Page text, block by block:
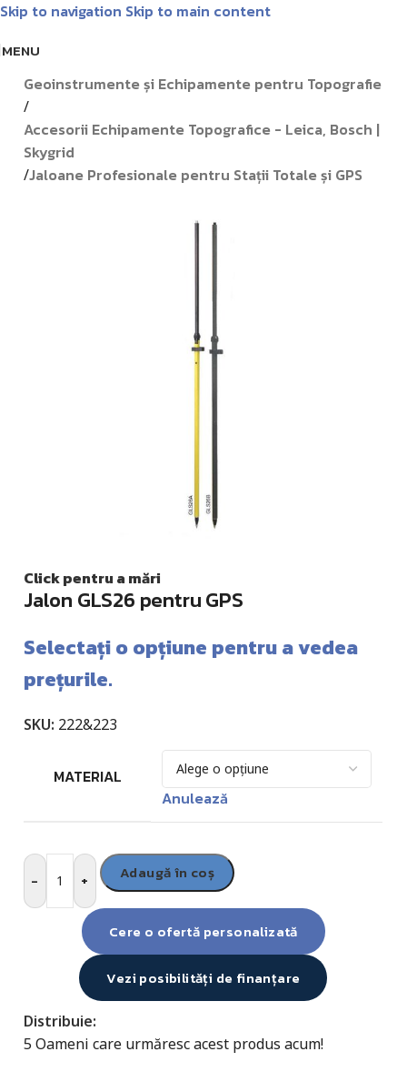
Skip to navigation Skip to main content
MENUPrima pagină
Geoinstrumente și Echipamente pentru Topografie
/
Accesorii Echipamente Topografice - Leica, Bosch |
Skygrid
/Jaloane Profesionale pentru Stații Totale și GPS
Click pentru a mări
Jalon GLS26 pentru GPS
Selectați o opțiune pentru a vedea
prețurile.
SKU: 222&223
MATERIAL
Anulează
- + Adaugă în coș
Cere o ofertă personalizată
Vezi posibilități de finanțare
Distribuie:
5 Oameni care urmăresc acest produs acum!